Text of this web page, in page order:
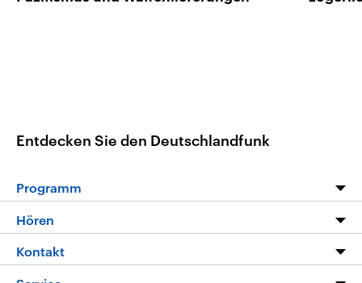
Entdecken Sie den Deutschlandfunk
Programm
Die Nachrichten
Hören
Livestream
Kontakt
Hörerservice